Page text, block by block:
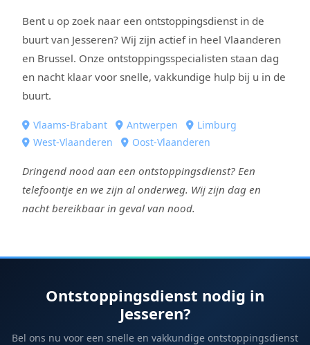
Bent u op zoek naar een ontstoppingsdienst in de
buurt van Jesseren? Wij zijn actief in heel Vlaanderen
en Brussel. Onze ontstoppingsspecialisten staan dag
en nacht klaar voor snelle, vakkundige hulp bij u in de
buurt.
Vlaams-Brabant Antwerpen
Limburg
West-Vlaanderen
Oost-Vlaanderen
Dringend nood aan een ontstoppingsdienst? Een
telefoontje en we zijn al onderweg. Wij zijn dag en
nacht bereikbaar in geval van nood.
Ontstoppingsdienst nodig in
Jesseren?
Bel ons nu voor een snelle en vakkundige ontstoppingsdienst